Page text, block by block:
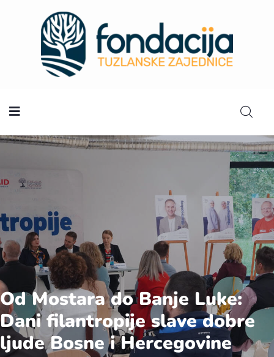
Početna
Od Mostara do Banje Luke:
Dani filantropije slave dobre
ljude Bosne i Hercegovine